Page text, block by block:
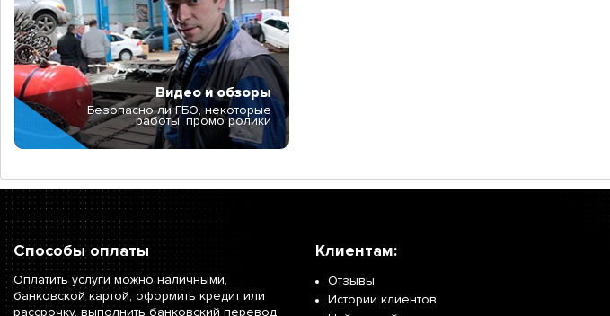
Видео и обзоры
Безопасно ли ГБО, некоторые
работы, промо ролики
Способы оплаты
Оплатить услуги можно наличными,
банковской картой, оформить кредит или
рассрочку, выполнить банковский перевод
Клиентам:
Отзывы
Истории клиентов